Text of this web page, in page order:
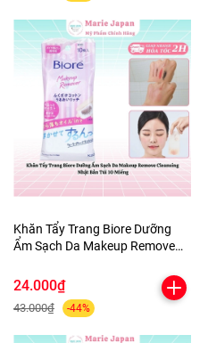
Khăn Tẩy Trang Biore Dưỡng
Ẩm Sạch Da Makeup Remove
Miếng
24.000₫
43.000₫ -44%